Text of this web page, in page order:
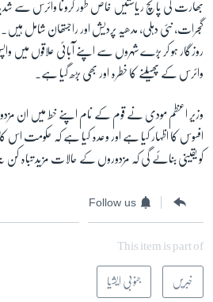
بھارت کی پانچ ریاستیں خاص طور کرونا وائرس سے شدید
گجرات، نئی دہلی، مدھیہ پردیش اور راجستھان شامل
روزگار ہو کر بڑے شہروں سے اپنے آبائی علاقوں
وائرس کے پھیلنے کا خطرہ اور بھی بڑھ گیا ہے۔
وزیر اعظم مودی نے قوم کے نام اپنے خط میں ان
افسوس کا اظہار کیا ہے اور وعدہ کیا ہے کہ حکومت
کو یقینی بنائے گی کہ مزدوروں کے حالات مزید تباہ کن
Follow us
This item is part of
خبریں جنوبی ایشیا